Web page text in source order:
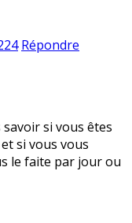
Répondre
si vous êtes
si vous vous
le faite par jour ou